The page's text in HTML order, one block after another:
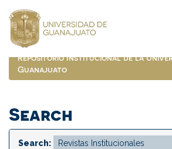
navigation
Repositorio Institucional de la
Guanajuato
Search
Search: